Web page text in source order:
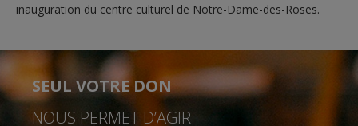
inauguration du centre culturel de Notre-Dame-des-Roses.
SEUL VOTRE DON
NOUS PERMET D’AGIR